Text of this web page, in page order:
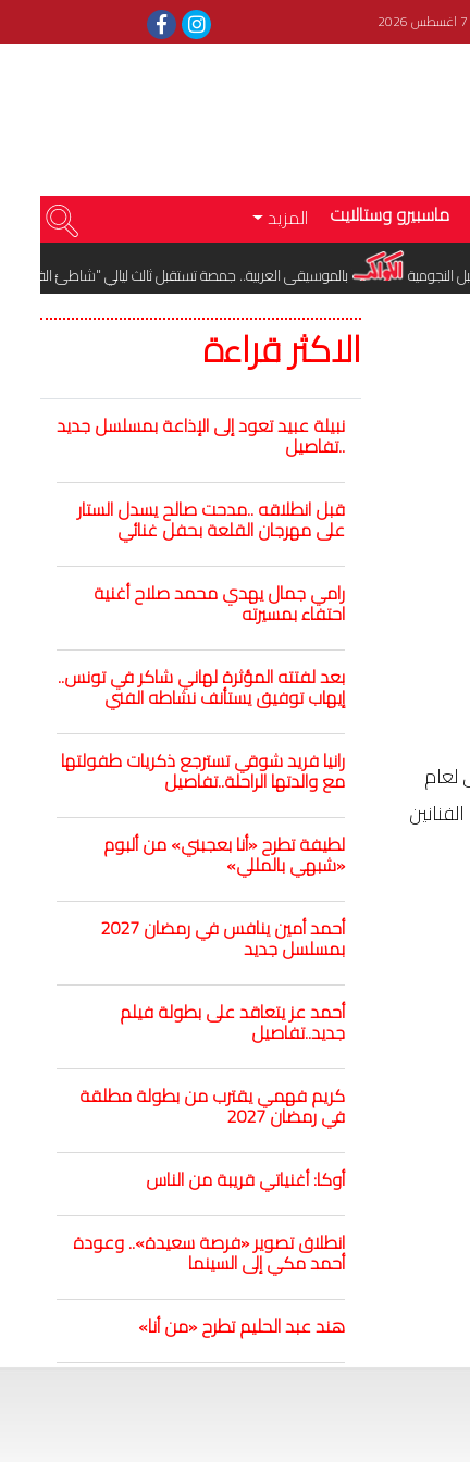
ماسبيرو وستالايت
المزيد
بالموسيقى العربية.. جمصة تستقبل ثالث ليالي "شاطئ الفن"
لعام
الفنانين
الاكثر قراءة
نبيلة عبيد تعود إلى الإذاعة بمسلسل جديد
..تفاصيل
قبل انطلاقه ..مدحت صالح يسدل الستار
على مهرجان القلعة بحفل غنائي
رامي جمال يهدي محمد صلاح أغنية
احتفاء بمسيرته
بعد لفتته المؤثرة لهاني شاكر في تونس..
إيهاب توفيق يستأنف نشاطه الفني
رانيا فريد شوقي تسترجع ذكريات طفولتها
مع والدتها الراحلة..تفاصيل
لطيفة تطرح «أنا بعجبني» من ألبوم
«شبهي بالمللي»
أحمد أمين ينافس في رمضان 2027
بمسلسل جديد
أحمد عز يتعاقد على بطولة فيلم
جديد..تفاصيل
كريم فهمي يقترب من بطولة مطلقة
في رمضان 2027
أوكا: أغنياتي قريبة من الناس
انطلاق تصوير «فرصة سعيدة».. وعودة
أحمد مكي إلى السينما
هند عبد الحليم تطرح «من أنا»